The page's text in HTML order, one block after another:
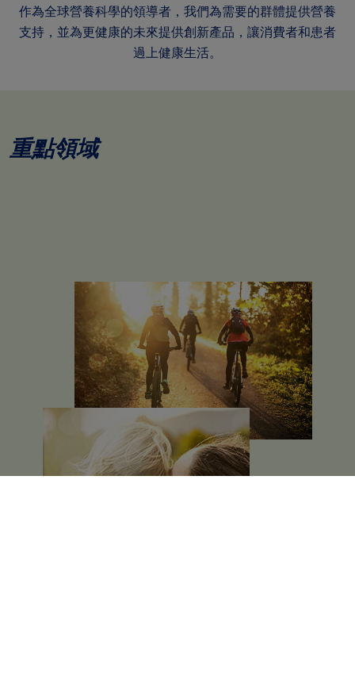
作為全球營養科學的領導者，我們為需要的群體提供營養
支持，並為更健康的未來提供創新產品，讓消費者和患者
過上健康生活。
重點領域